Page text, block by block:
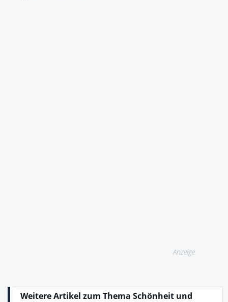
Anzeige
Weitere Artikel zum Thema Schönheit und